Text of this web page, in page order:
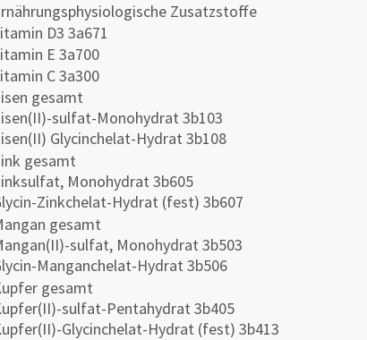
Zusatzstoffe
D3 3a671
E 3a700
C 3a300
gesamt
sulfat-Monohydrat 3b103
Glycinchelat-Hydrat 3b108
gesamt
Monohydrat 3b605
Zinkchelat-Hydrat (fest) 3b607
gesamt
sulfat, Monohydrat 3b503
Manganchelat-Hydrat 3b506
gesamt
sulfat-Pentahydrat 3b405
Glycinchelat-Hydrat (fest) 3b413